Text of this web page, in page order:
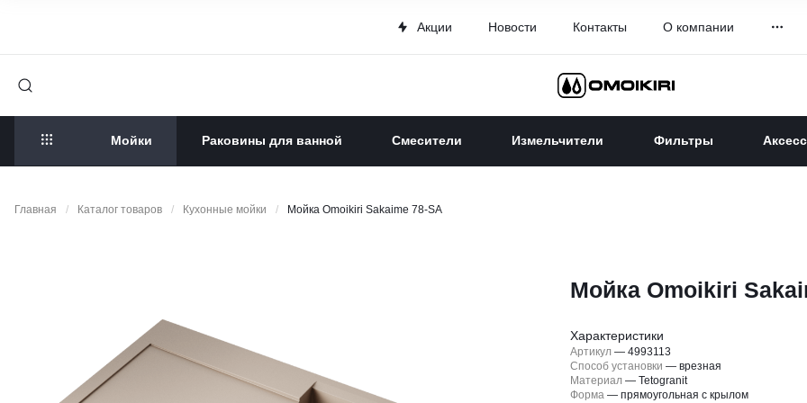
Акции Новости Контакты О компании
Мойки Раковины для ванной Смесители Измельчители Фильтры
Главная / Каталог товаров / Кухонные мойки / Мойка Omoikiri Sakaime 78-SA
Мойка Omoikiri
Характеристики
Артикул —4993113
Способ установки —врезная
Материал —Tetogranit
Форма —прямоугольная с крылом